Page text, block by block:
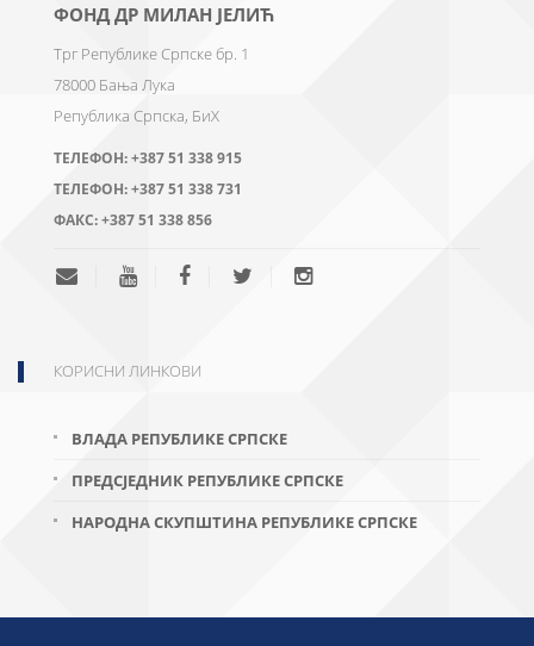
ФОНД ДР МИЛАН ЈЕЛИЋ
Трг Републике Српске бр. 1
78000 Бања Лука
Република Српска, БиХ
ТЕЛЕФОН:+387 51 338 915
ТЕЛЕФОН:+387 51 338 731
ФАКС:+387 51 338 856
КОРИСНИ ЛИНКОВИ
ВЛАДА РЕПУБЛИКЕ СРПСКЕ
ПРЕДСЈЕДНИК РЕПУБЛИКЕ СРПСКЕ
НАРОДНА СКУПШТИНА РЕПУБЛИКЕ СРПСКЕ